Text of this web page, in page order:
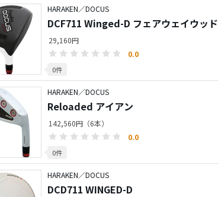
HARAKEN／DOCUS
DCF711 Winged-D フェアウェイウッド
29,160円
0.0
0件
HARAKEN／DOCUS
Reloaded アイアン
142,560円（6本）
0.0
0件
HARAKEN／DOCUS
DCD711 WINGED-D